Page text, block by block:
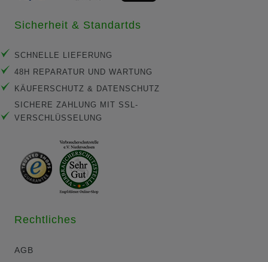
Sicherheit & Standartds
SCHNELLE LIEFERUNG
48H REPARATUR UND WARTUNG
KÄUFERSCHUTZ & DATENSCHUTZ
SICHERE ZAHLUNG MIT SSL-
VERSCHLÜSSELUNG
Rechtliches
AGB